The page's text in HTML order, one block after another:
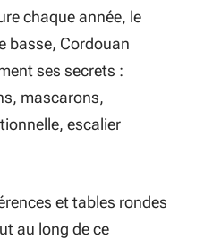
chaque année, le
basse, Cordouan
ses secrets :
mascarons,
escalier
et tables rondes
au long de ce